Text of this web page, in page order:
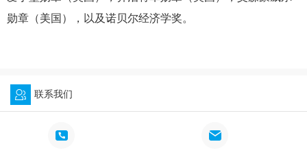
勋章（美国），以及诺贝尔经济学奖。
联系我们